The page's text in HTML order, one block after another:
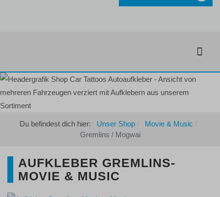
Du befindest dich hier: Unser Shop
Movie & Music
Gremlins / Mogwai
AUFKLEBER GREMLINS-
MOVIE & MUSIC